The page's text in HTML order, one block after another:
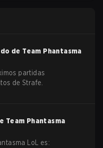
de Team Phantasma
partidas
de Strafe.
Team Phantasma
LoL es: